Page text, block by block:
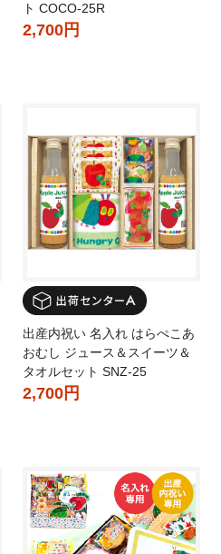
ト COCO-25R
2,700円
出産内祝い 名入れ はらぺこあ
おむし ジュース＆スイーツ＆
タオルセット SNZ-25
2,700円